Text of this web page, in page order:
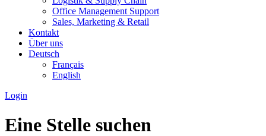
Office Management Support
Sales, Marketing & Retail
Kontakt
Über uns
Deutsch
Français
English
Login
Eine Stelle suchen